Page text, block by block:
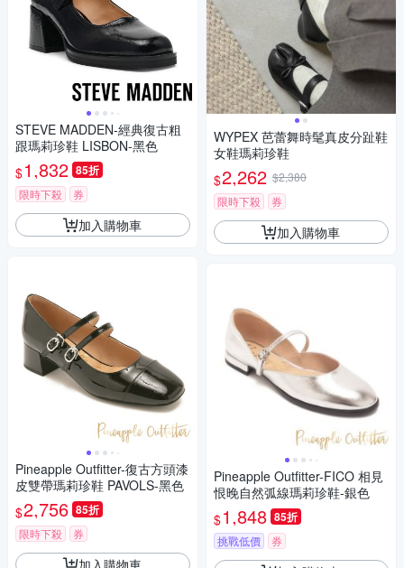
STEVE MADDEN-經典復古粗
跟瑪莉珍鞋 LISBON-黑色
$1,832 85折
限時下殺 券
加入購物車
Pineapple Outfitter-復古方頭漆
皮雙帶瑪莉珍鞋 PAVOLS-黑色
$2,756 85折
限時下殺 券
加入購物車
WYPEX 芭蕾舞時髦真皮分趾鞋
女鞋瑪莉珍鞋
$2,262 $2,380
限時下殺
券
加入購物車
Pineapple Outfitter-FICO 相見
恨晚自然弧線瑪莉珍鞋-銀色
$1,848 85折
挑戰低價 券